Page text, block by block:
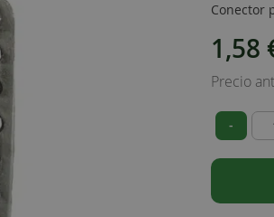
Conector
Special
Price
1,58
Precio
-